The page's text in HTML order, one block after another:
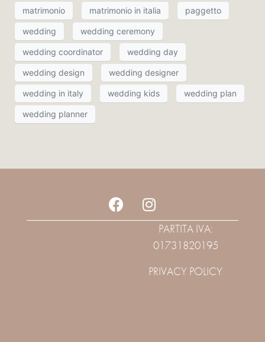
matrimonio matrimonio in italia paggetto
wedding wedding ceremony
wedding coordinator wedding day
wedding design wedding designer
wedding in italy wedding kids wedding plan
wedding planner
PARTITA IVA:
01731820195
PRIVACY POLICY